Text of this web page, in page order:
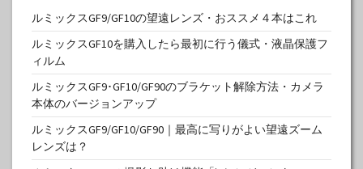
ルミックスGF9/GF10の望遠レンズ・おススメ４本はこれ
ルミックスGF10を購入したら最初に行う儀式・液晶保護フ
ィルム
ルミックスGF9･GF10/GF90のブラケット解除方法・カメラ
本体のバージョンアップ
ルミックスGF9/GF10/GF90｜最高に写りがよい望遠ズーム
レンズは？